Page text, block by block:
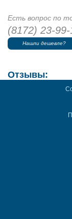
Есть вопрос по
(8172) 23-99-
Нашли дешевле?
Отзывы: